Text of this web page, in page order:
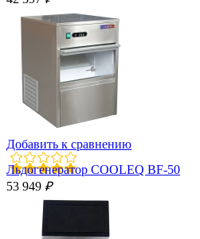
Добавить к сравнению
Льдогенератор COOLEQ BF-50
53 949 ₽